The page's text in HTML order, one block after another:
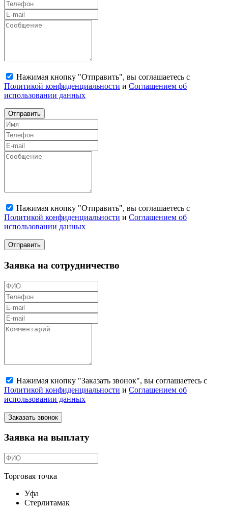
Нажимая кнопку "Отправить", вы соглашаетесь с
Политикой конфиденциальности и Соглашением об
использовании данных
Отправить
Нажимая кнопку "Отправить", вы соглашаетесь с
Политикой конфиденциальности и Соглашением об
использовании данных
Отправить
Заявка на сотрудничество
Нажимая кнопку "Заказать звонок", вы соглашаетесь с
Политикой конфиденциальности и Соглашением об
использовании данных
Заказать звонок
Заявка на выплату
Торговая точка
Уфа
Стерлитамак